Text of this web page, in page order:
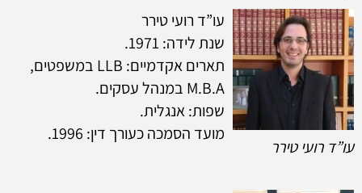
עו”ד רועי טירר
עו”ד רועי טירר
שנת לידה: 1971.
תארים אקדמיים: LLB במשפטים,
M.B.A במנהל עסקים.
שפות: אנגלית.
מועד הסמכה כעורך דין: 1996.